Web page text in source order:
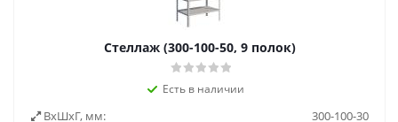
Стеллаж (300-100-50, 9 полок)
Есть в наличии
ВxШxГ, мм: 300-100-30